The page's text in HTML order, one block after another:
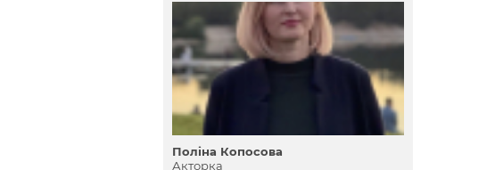
Поліна Копосова
Акторка